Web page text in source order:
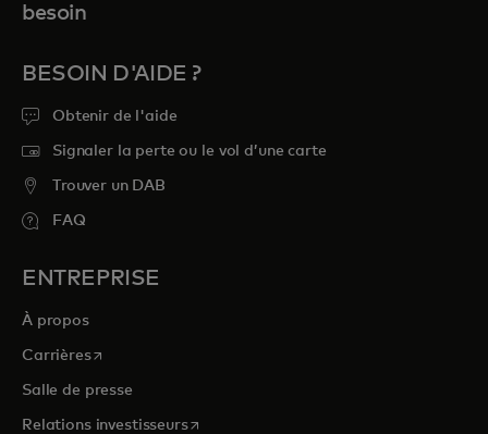
besoin
BESOIN D'AIDE ?
Obtenir de l'aide
Signaler la perte ou le vol d’une carte
Trouver un DAB
FAQ
ENTREPRISE
À propos
Carrièress’ouvre dans un nouvel onglet
Salle de presse
Relations investisseurss’ouvre dans un nouvel onglet